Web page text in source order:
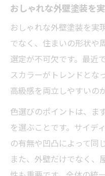
おしゃれな外壁塗装を
おしゃれな外壁塗装を実
でなく、住まいの形状や
選定が不可欠です。最近
スカラーがトレンドとな
高級感を両立しやすいの
色選びのポイントは、ま
を選ぶことです。サイデ
の有無や凹凸によって同
また、外壁だけでなく、